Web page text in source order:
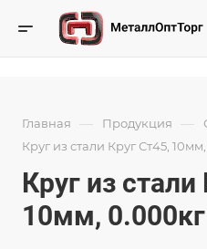
Главная — Продукция —
Круг из стали Круг Ст45,
Круг из стали
10мм, 0.000кг